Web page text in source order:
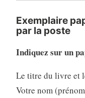
Exemplaire
par la poste
Indiquez sur un
Le titre du livre et
Votre nom